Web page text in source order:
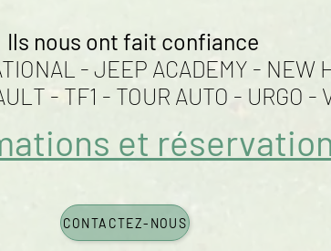
Ils nous ont fait confiance
- JEEP ACADEMY - NEW
- TF1 - TOUR AUTO - URGO -
et réservation
CONTACTEZ-NOUS